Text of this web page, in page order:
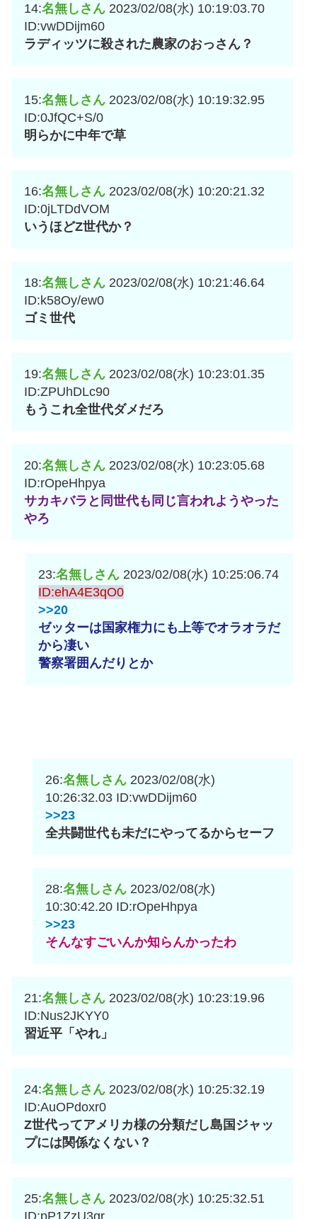
14:名無しさん 2023/02/08(水) 10:19:03.70
ID:vwDDijm60
ラディッツに殺された農家のおっさん？
15:名無しさん 2023/02/08(水) 10:19:32.95
ID:0JfQC+S/0
明らかに中年で草
16:名無しさん 2023/02/08(水) 10:20:21.32
ID:0jLTDdVOM
いうほどZ世代か？
18:名無しさん 2023/02/08(水) 10:21:46.64
ID:k58Oy/ew0
ゴミ世代
19:名無しさん 2023/02/08(水) 10:23:01.35
ID:ZPUhDLc90
もうこれ全世代ダメだろ
20:名無しさん 2023/02/08(水) 10:23:05.68
ID:rOpeHhpya
サカキバラと同世代も同じ言われようやった
やろ
23:名無しさん 2023/02/08(水) 10:25:06.74
ID:ehA4E3qO0
>>20
ゼッターは国家権力にも上等でオラオラだ
から凄い
警察署囲んだりとか
26:名無しさん 2023/02/08(水)
10:26:32.03 ID:vwDDijm60
>>23
全共闘世代も未だにやってるからセーフ
28:名無しさん 2023/02/08(水)
10:30:42.20 ID:rOpeHhpya
>>23
そんなすごいんか知らんかったわ
21:名無しさん 2023/02/08(水) 10:23:19.96
ID:Nus2JKYY0
習近平「やれ」
24:名無しさん 2023/02/08(水) 10:25:32.19
ID:AuOPdoxr0
Z世代ってアメリカ様の分類だし島国ジャッ
プには関係なくない？
25:名無しさん 2023/02/08(水) 10:25:32.51